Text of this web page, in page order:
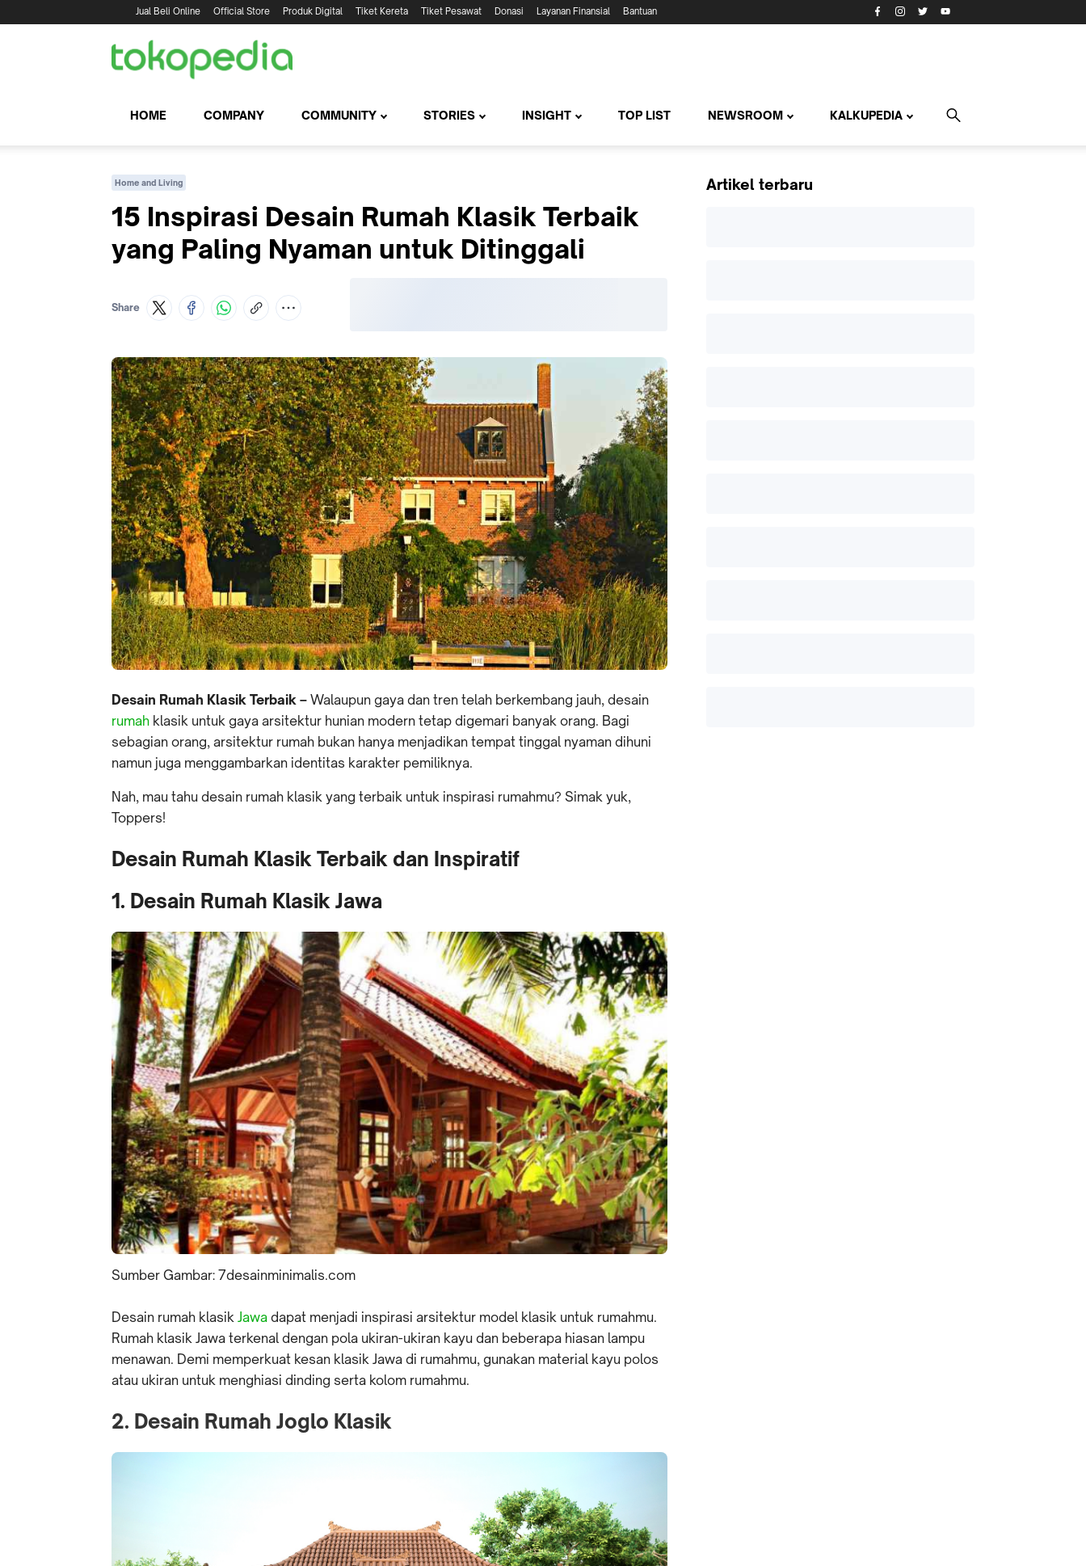
Jual Beli Online Official Store Produk Digital Tiket Kereta Tiket Pesawat Donasi Layanan Finansial Bantuan
HOME COMPANY COMMUNITY STORIES INSIGHT TOP LIST NEWSROOM KALKUPEDIA
Home and Living
15 Inspirasi Desain Rumah Klasik Terbaik
yang Paling Nyaman untuk Ditinggali
Share
Desain Rumah Klasik Terbaik – Walaupun gaya dan tren telah berkembang jauh, desain
rumah klasik untuk gaya arsitektur hunian modern tetap digemari banyak orang. Bagi
sebagian orang, arsitektur rumah bukan hanya menjadikan tempat tinggal nyaman dihuni
namun juga menggambarkan identitas karakter pemiliknya.
Nah, mau tahu desain rumah klasik yang terbaik untuk inspirasi rumahmu? Simak yuk,
Toppers!
Desain Rumah Klasik Terbaik dan Inspiratif
1. Desain Rumah Klasik Jawa
Sumber Gambar: 7desainminimalis.com
Desain rumah klasik Jawa dapat menjadi inspirasi arsitektur model klasik untuk rumahmu.
Rumah klasik Jawa terkenal dengan pola ukiran-ukiran kayu dan beberapa hiasan lampu
menawan. Demi memperkuat kesan klasik Jawa di rumahmu, gunakan material kayu polos
atau ukiran untuk menghiasi dinding serta kolom rumahmu.
2. Desain Rumah Joglo Klasik
Artikel terbaru